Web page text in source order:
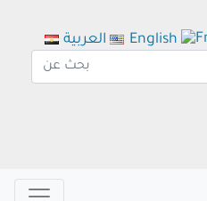
العربية English